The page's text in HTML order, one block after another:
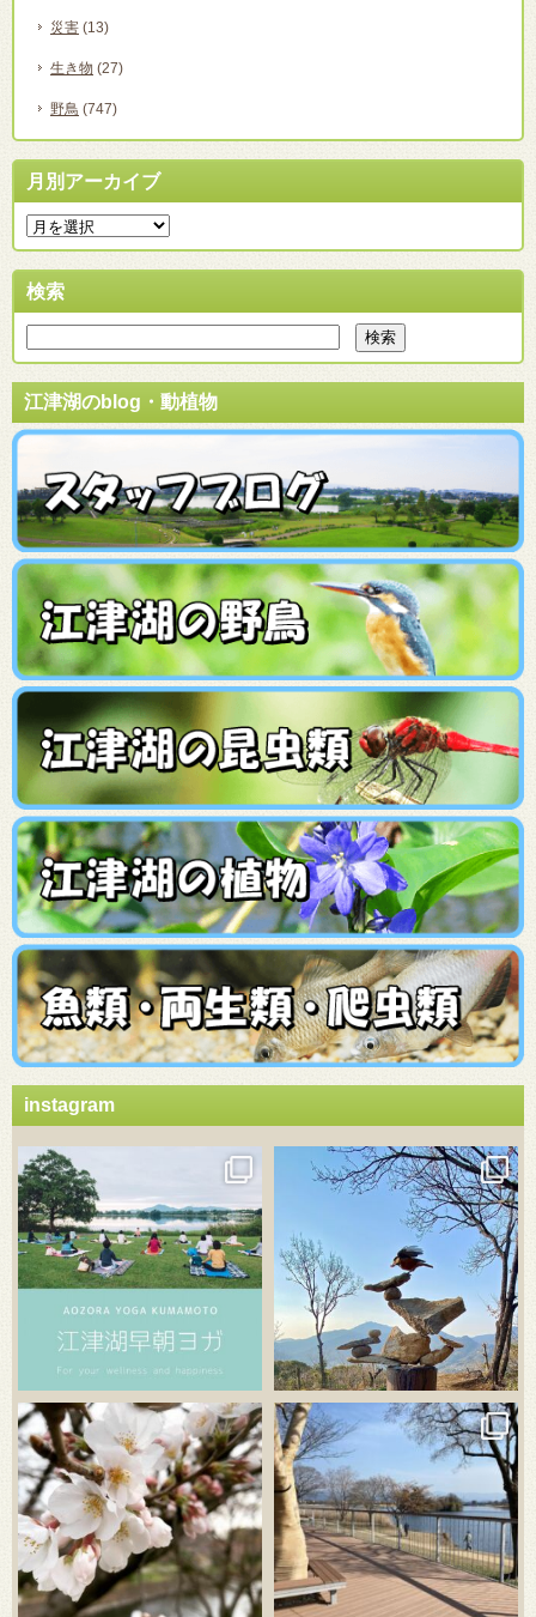
災害 (13)
生き物 (27)
野鳥 (747)
月別アーカイブ
検索
江津湖のblog・動植物
instagram
3月 20
3月 18
3月 18